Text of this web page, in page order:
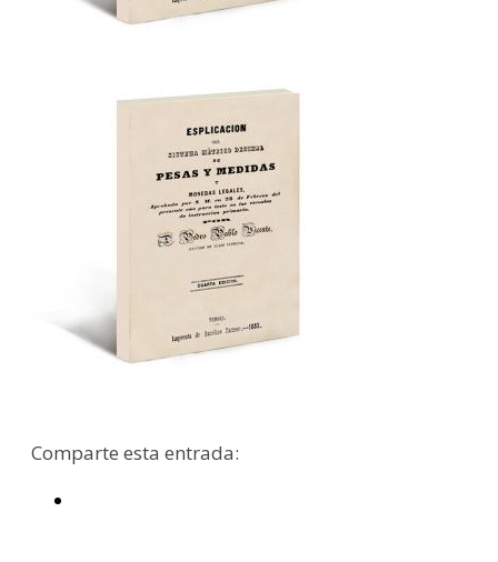
Comparte esta entrada: